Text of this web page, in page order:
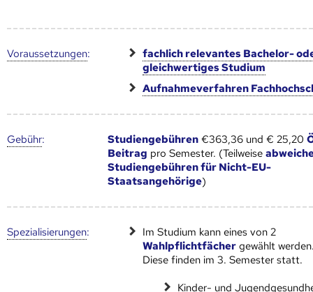
Voraus­setzungen:
fachlich relevantes Bachelor-
gleichwertiges Studium
Aufnahmeverfahren
Gebühr: Studiengebühren €363,36 und € 25,20
Beitrag pro Semester. (Teilweise
Studiengebühren für Nicht-EU-
Staatsangehörige)
Speziali­sierungen:
Im Studium kann eines von 2
Wahlpflichtfächer gewählt
Diese finden im 3. Semester statt.
Kinder- und